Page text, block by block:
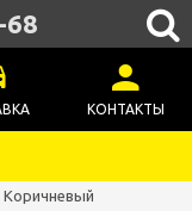
КОНТАКТЫ
68
Коричневый